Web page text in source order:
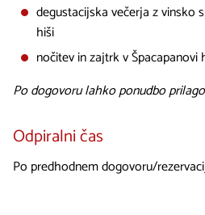
degustacijska večerja z vinsko
hiši
nočitev in zajtrk v Špacapanovi
Po dogovoru lahko ponudbo
Odpiralni čas
Po predhodnem dogovoru/